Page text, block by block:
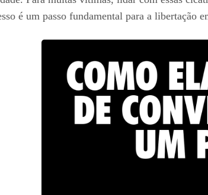
é um passo fundamental para a libertação